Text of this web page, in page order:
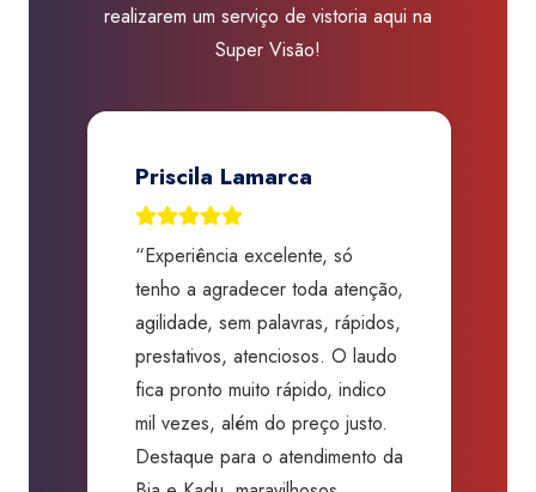
realizarem um serviço de vistoria aqui na
Super Visão!
Priscila Lamarca
“Experiência excelente, só
tenho a agradecer toda atenção,
agilidade, sem palavras, rápidos,
prestativos, atenciosos. O laudo
fica pronto muito rápido, indico
mil vezes, além do preço justo.
Destaque para o atendimento da